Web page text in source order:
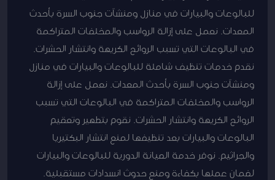
للبالوعات والبيارات في منازل ومنشآت جنوب السرة بأحدث
المعدات. نعمل على إزالة الرواسب والمخلفات المتراكمة
في البالوعات التي تسبب الروائح الكريهة وانتشار الحشرات.
نقدم خدمات تنظيف شاملة للبالوعات والبيارات في منازل
ومنشآت جنوب السرة بأحدث المعدات. نعمل على إزالة
الرواسب والمخلفات المتراكمة في البالوعات التي تسبب
الروائح الكريهة وانتشار الحشرات. نقوم بتطهير وتعقيم
البالوعات والبيارات بعد تنظيفها لمنع انتشار البكتيريا
والجراثيم. نوفر خدمة الصيانة الدورية للبالوعات والبيارات
لضمان عملها بكفاءة ومنع حدوث انسدادات مستقبلية.